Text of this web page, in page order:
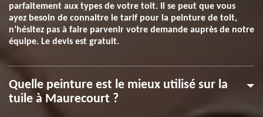
parfaitement aux types de votre toit. Il se peut que vous
ayez besoin de connaitre le tarif pour la peinture de toit,
n’hésitez pas à faire parvenir votre demande auprès de notre
équipe. Le devis est gratuit.
Quelle peinture est le mieux utilisé sur la
tuile à Maurecourt ?